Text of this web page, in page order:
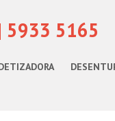
5933 5165